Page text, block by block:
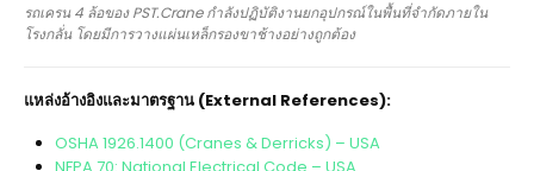
รถเครน 4 ล้อของ PST.Crane กำลังปฏิบัติงานยกอุปกรณ์ในพื้นที่จำกัดภายใน
โรงกลั่น โดยมีการวางแผ่นเหล็กรองขาช้างอย่างถูกต้อง
แหล่งอ้างอิงและมาตรฐาน (External References):
OSHA 1926.1400 (Cranes & Derricks) – USA